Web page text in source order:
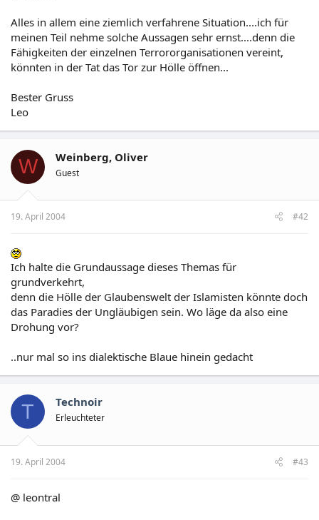
Alles in allem eine ziemlich verfahrene Situation....ich für
meinen Teil nehme solche Aussagen sehr ernst....denn die
Fähigkeiten der einzelnen Terrororganisationen vereint,
könnten in der Tat das Tor zur Hölle öffnen...
Bester Gruss
Leo
W Weinberg, Oliver
Guest
19. April 2004 #42
Ich halte die Grundaussage dieses Themas für
grundverkehrt,
denn die Hölle der Glaubenswelt der Islamisten könnte doch
das Paradies der Ungläubigen sein. Wo läge da also eine
Drohung vor?
..nur mal so ins dialektische Blaue hinein gedacht
T Technoir
Erleuchteter
19. April 2004 #43
@ leontral